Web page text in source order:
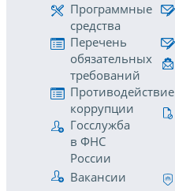
Программные
средства
Перечень
обязательных
требований
Противодействие
коррупции
Госслужба
в ФНС
России
Вакансии